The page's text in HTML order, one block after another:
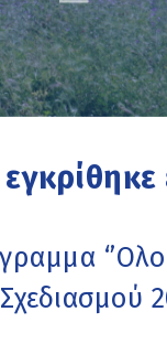
Σχεδιασμού